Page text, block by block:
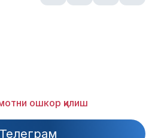
ошкор қилиш